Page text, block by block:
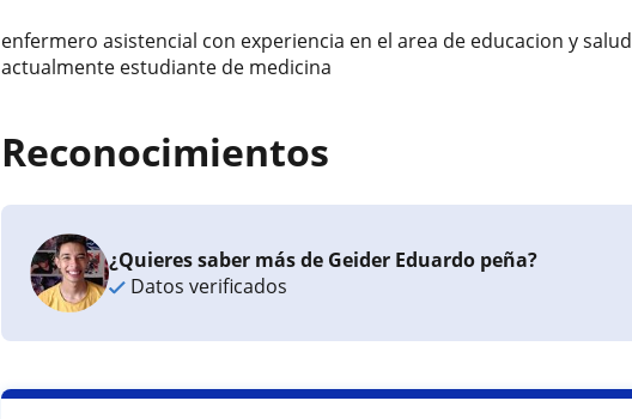
enfermero asistencial con experiencia en el area de educacion y salud
actualmente estudiante de medicina
Reconocimientos
¿Quieres saber más de Geider Eduardo peña?
Datos verificados